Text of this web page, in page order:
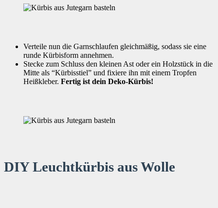
Verteile nun die Garnschlaufen gleichmäßig, sodass sie eine
runde Kürbisform annehmen.
Stecke zum Schluss den kleinen Ast oder ein Holzstück in die
Mitte als “Kürbisstiel” und fixiere ihn mit einem Tropfen
Heißkleber. Fertig ist dein Deko-Kürbis!
DIY Leuchtkürbis aus Wolle